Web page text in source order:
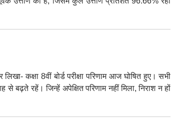
कक्षा 8वीं बोर्ड परीक्षा परिणाम आज घोषित हुए। सभी
से बढ़ते रहें। जिन्हें अपेक्षित परिणाम नहीं मिला, निराश न हों